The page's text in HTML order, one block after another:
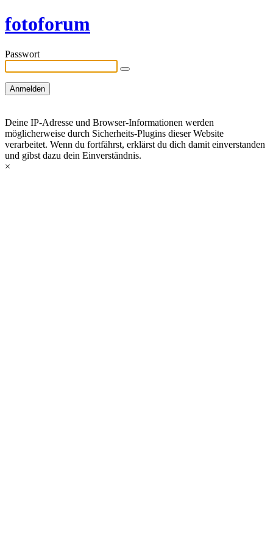
fotoforum
Passwort
Deine IP-Adresse und Browser-Informationen werden
möglicherweise durch Sicherheits-Plugins dieser Website
verarbeitet. Wenn du fortfährst, erklärst du dich damit einverstanden
und gibst dazu dein Einverständnis.
×